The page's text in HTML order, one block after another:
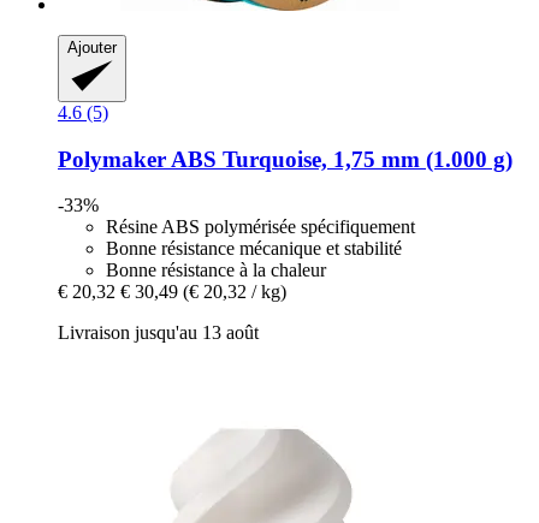
Ajouter
4.6 (5)
Polymaker ABS Turquoise, 1,75 mm (1.000 g)
-33%
Résine ABS polymérisée spécifiquement
Bonne résistance mécanique et stabilité
Bonne résistance à la chaleur
€ 20,32 € 30,49 (€ 20,32 / kg)
Livraison jusqu'au 13 août